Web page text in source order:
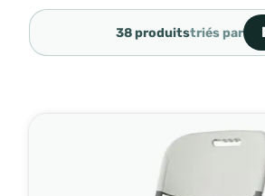
38 produitstriés par